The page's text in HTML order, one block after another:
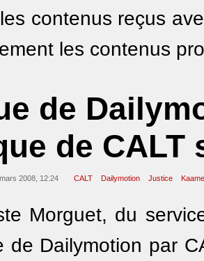
contenus reçus
les contenus
de
de CALT
2008, 12:24 CALT Dailymotion Justice
Morguet, du
de Dailymotion par